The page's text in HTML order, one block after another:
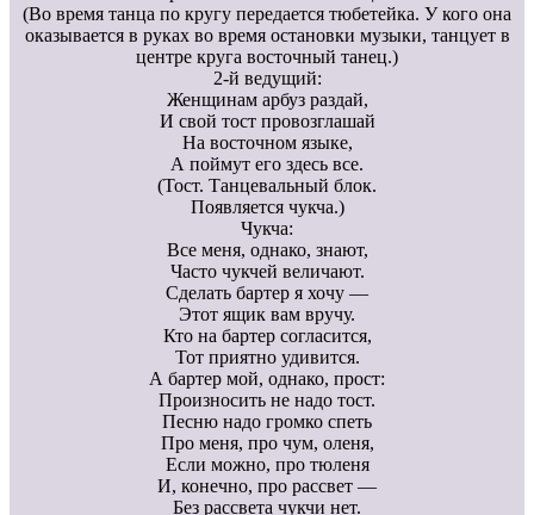
(Во время танца по кругу передается тюбетейка. У кого она
оказывается в руках во время остановки музыки, танцует в
центре круга восточный танец.)
2-й ведущий:
Женщинам арбуз раздай,
И свой тост провозглашай
На восточном языке,
А поймут его здесь все.
(Тост. Танцевальный блок.
Появляется чукча.)
Чукча:
Все меня, однако, знают,
Часто чукчей величают.
Сделать бартер я хочу —
Этот ящик вам вручу.
Кто на бартер согласится,
Тот приятно удивится.
А бартер мой, однако, прост:
Произносить не надо тост.
Песню надо громко спеть
Про меня, про чум, оленя,
Если можно, про тюленя
И, конечно, про рассвет —
Без рассвета чукчи нет.